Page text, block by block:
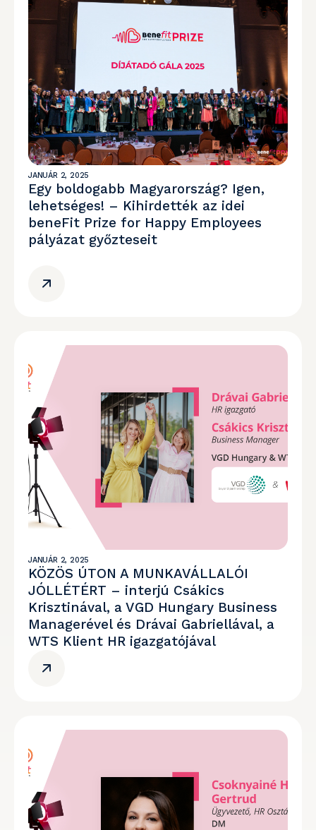
JANUÁR 2, 2025
Egy boldogabb Magyarország? Igen,
lehetséges! – Kihirdették az idei
beneFit Prize for Happy Employees
pályázat győzteseit
JANUÁR 2, 2025
KÖZÖS ÚTON A MUNKAVÁLLALÓI
JÓLLÉTÉRT – interjú Csákics
Krisztinával, a VGD Hungary Business
Managerével és Drávai Gabriellával, a
WTS Klient HR igazgatójával